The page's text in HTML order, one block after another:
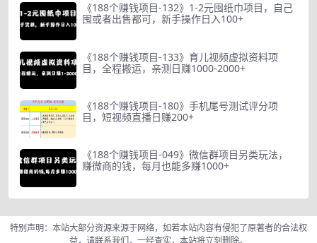
《188个赚钱项目-132》1-2元囤纸巾项目，自己
囤或者出售都可，新手操作日入100+
《188个赚钱项目-133》育儿视频虚拟资料项
目，全程搬运，亲测日赚1000-2000+
《188个赚钱项目-180》手机尾号测试评分项
目，短视频直播日赚200+
《188个赚钱项目-049》微信群项目另类玩法，
赚微商的钱，每月也能多赚1000+
特别声明：本站大部分资源来源于网络，如若本站内容有侵犯了原著者的合法权
益，请联系我们，一经查实，本站将立刻删除。